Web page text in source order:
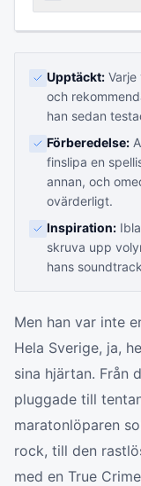
Upptäckt:
och
han sedan
Förberedelse:
finslipa en
annan, och
ovärderligt.
Inspiration:
skruva upp
hans
Men han var inte
Hela Sverige, ja,
sina hjärtan. Från
pluggade till
maratonlöparen
rock, till den
med en True